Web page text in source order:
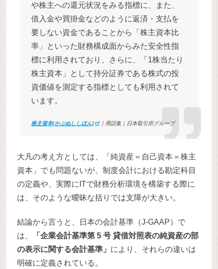
や株主への還元状況をみる指標に、また、
借入金や買掛金などのように返済・支払を
要しない資金であることから「株主資本比
率」といった財務構成面からみた安全性指
標に利用されており、さらに、「1株当たり
株主資本」として持分証券である株式の投
資価値を測定する指標としても利用されて
います。
株主資本(かぶぬししほん) ｜用語集｜日本取引所グループ
大凡の考え方としては、「純資産＝自己資本＝株主
資本」でも問題ないが、制度会計における勘定科目
の定義や、実際にITで財務分析環境を構築する際に
は、そのような曖昧な括りでは支障が大きい。
結論から言うと、日本の会計基準（J-GAAP）で
は、
「企業会計基準第 5 号 貸借対照表の純資産の部
の表示に関する会計基準」 により、それらの違いは
明確に定義されている。